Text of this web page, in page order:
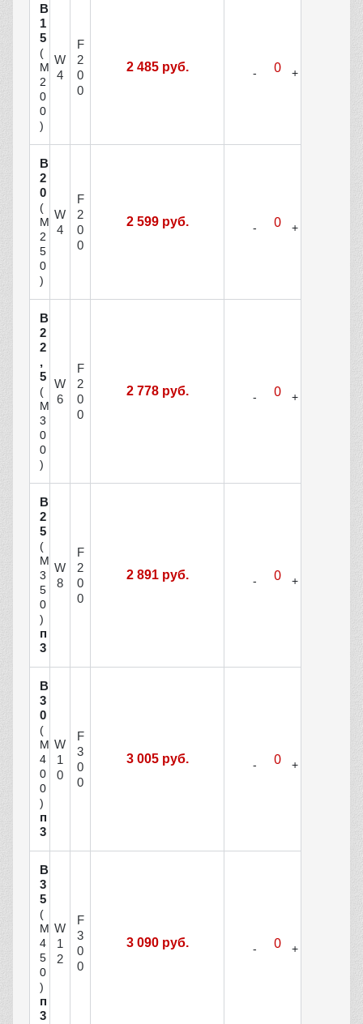
В
1
5
(
М
2
0
0
)
W
4
F
2
0
0
2 485 руб.
В
2
0
(
М
2
5
0
)
W
4
F
2
0
0
2 599 руб.
В
2
2
,
5
(
М
3
0
0
)
W
6
F
2
0
0
2 778 руб.
В
2
5
(
М
3
5
0
)
п
3
W
8
F
2
0
0
2 891 руб.
В
3
0
(
М
4
0
0
)
п
3
W
1
0
F
3
0
0
3 005 руб.
В
3
5
(
М
4
5
0
)
п
3
W
1
2
F
3
0
0
3 090 руб.